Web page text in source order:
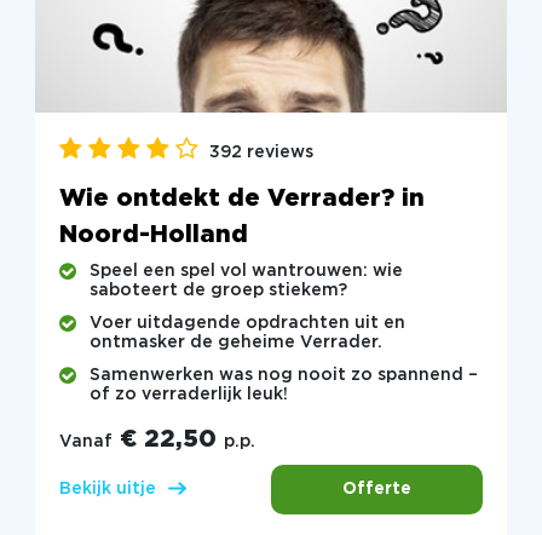
392 reviews
Wie ontdekt de Verrader? in
Noord-Holland
Speel een spel vol wantrouwen: wie
saboteert de groep stiekem?
Voer uitdagende opdrachten uit en
ontmasker de geheime Verrader.
Samenwerken was nog nooit zo spannend –
of zo verraderlijk leuk!
Vanaf € 22,50 p.p.
Bekijk uitje Offerte